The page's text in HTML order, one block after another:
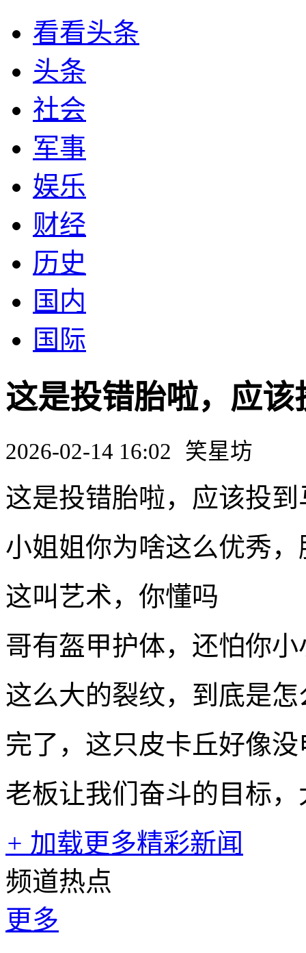
看看头条
头条
社会
军事
娱乐
财经
历史
国内
国际
这是投错胎啦，应
2026-02-14 16:02 笑星坊
这是投错胎啦，应该投
小姐姐你为啥这么优秀
这叫艺术，你懂吗
哥有盔甲护体，还怕你
这么大的裂纹，到底是
完了，这只皮卡丘好像没
老板让我们奋斗的目标
+ 加载更多精彩新闻
频道热点
更多